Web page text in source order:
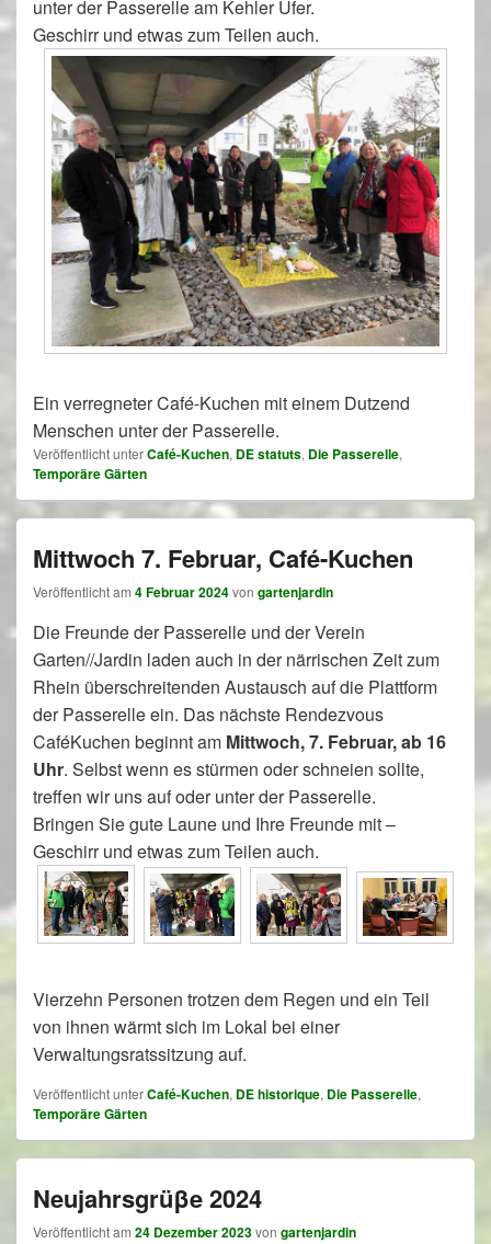
unter der Passerelle am Kehler Ufer.
Geschirr und etwas zum Teilen auch.
Ein verregneter Café-Kuchen mit einem Dutzend
Menschen unter der Passerelle.
Veröffentlicht unterCafé-Kuchen, DE statuts, Die Passerelle,
Temporäre Gärten
Mittwoch 7. Februar, Café-Kuchen
Veröffentlicht am 4 Februar 2024von gartenjardin
Die Freunde der Passerelle und der Verein
Garten//Jardin laden auch in der närrischen Zeit zum
Rhein überschreitenden Austausch auf die Plattform
der Passerelle ein. Das nächste Rendezvous
CaféKuchen beginnt am Mittwoch, 7. Februar, ab 16
Uhr. Selbst wenn es stürmen oder schneien sollte,
treffen wir uns auf oder unter der Passerelle.
Bringen Sie gute Laune und Ihre Freunde mit –
Geschirr und etwas zum Teilen auch.
Vierzehn Personen trotzen dem Regen und ein Teil
von ihnen wärmt sich im Lokal bei einer
Verwaltungsratssitzung auf.
Veröffentlicht unterCafé-Kuchen, DE historique, Die Passerelle,
Temporäre Gärten
Neujahrsgrüβe 2024
Veröffentlicht am 24 Dezember 2023von gartenjardin